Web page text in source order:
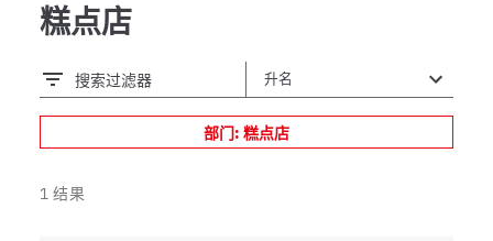
糕点店
搜索过滤器
部门: 糕点店
1 结果